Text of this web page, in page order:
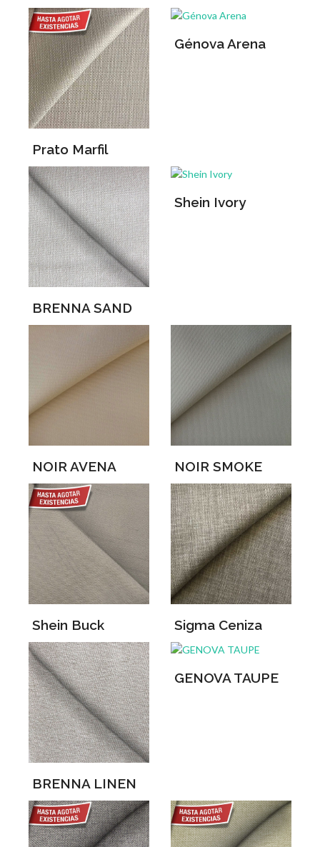
Prato Marfil
Génova Arena
BRENNA SAND
Shein Ivory
NOIR AVENA NOIR SMOKE
Shein Buck Sigma Ceniza
BRENNA LINEN
GENOVA TAUPE